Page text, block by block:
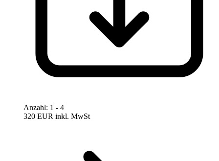
Anzahl: 1 - 4
320 EUR inkl. MwSt